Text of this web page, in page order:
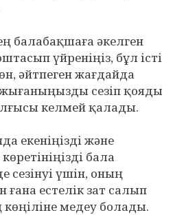
балабақшаға әкелген
үйреніңіз, бұл істі
әйтпеген жағдайда
сезіп қояды
келмей қалады.
екеніңізді және
бала
сезінуі үшін, оның
естелік зат салып
көңіліне медеу болады.